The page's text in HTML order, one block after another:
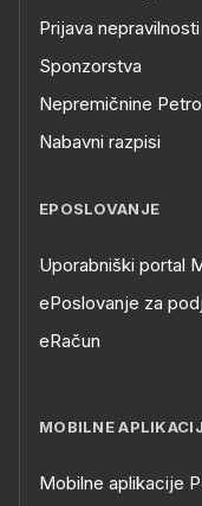
Prijava nepravilnosti
Sponzorstva
Nepremičnine
Nabavni razpisi
EPOSLOVANJE
Uporabniški portal
ePoslovanje za
eRačun
MOBILNE
Mobilne aplikacije